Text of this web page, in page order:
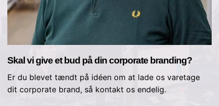
Skal vi give et bud på din corporate branding?
Er du blevet tændt på idéen om at lade os varetage
dit corporate brand, så kontakt os endelig.